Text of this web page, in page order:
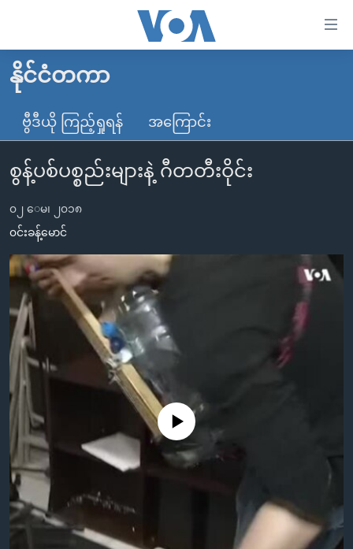
လွယ်ကူ
စေ
သည့်
Link
များ
ပင်မ
အကြောင်းအရာ
ကျော်
ကြည့်
ရန်
ပင်မ
အ
ညွန်း
စာမျက်နှာ
ကျော်
ကြည့်
ရန်
ရှာဖွေ
ရန်
မူလစာမျက်နှာ
မြန်မာ
ကမ္ဘာ့သတင်းများ
နိုင်ငံတကာ
တရုတ်
အစ္စရေး-ပါလက်စတိုင်း
ဗွီဒီယို
ရပ်ဝန်းတခု လမ်းတခု အလွန်
အင်္ဂလိပ်စာလေ့လာမယ်
အမေရိကန်သုံးအီဒီယံ
မကြေးမုံရဲ့ အင်္ဂလိပ်စာ
ရုပ်ရှင်ထဲက အင်္ဂလိပ်စာ
သုတပဒေသာ အင်္ဂလိပ်စာ
အပတ်စဉ်ကဏ္ဍများ
ရေဒီယို
တီဗွီ
ရေဒီယိုနှင့်ရုပ်သံ အချက်အလက်များ
ရေဒီယို/တီဗွီအစီအစဉ်
Learning English
ဗွီအိုအေ လူမှုကွန်ယက်များ
ဘာသာစကားများ
နိုင်ငံတကာ
ဗွီဒီယို ကြည့်ရှုရန် အကြောင်း
စွန့်ပစ်ပစ္စည်းများနဲ့ ဂီတတီးဝိုင်း
၀၂ ေမ၊ ၂၀၁၈
၀င်းခန့်မောင်
No media source currently available